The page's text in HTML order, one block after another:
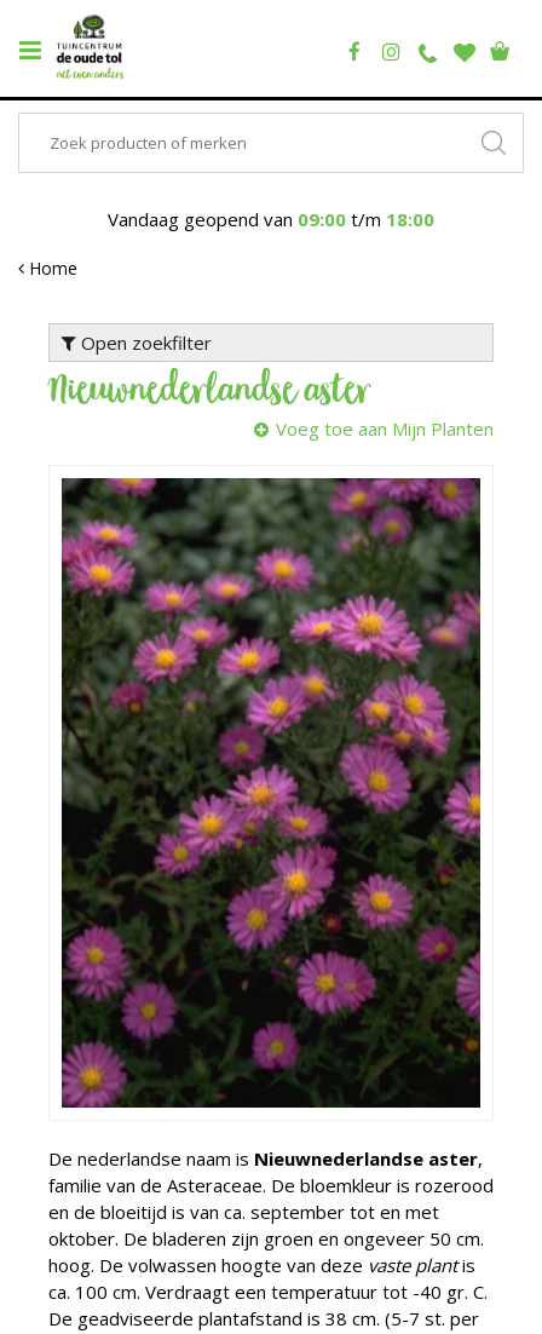
Vandaag geopend van 09:00 t/m 18:00
Home
Open zoekfilter
Nieuwnederlandse aster
Voeg toe aan Mijn Planten
De nederlandse naam is Nieuwnederlandse aster,
familie van de Asteraceae. De bloemkleur is rozerood
en de bloeitijd is van ca. september tot en met
oktober. De bladeren zijn groen en ongeveer 50 cm.
hoog. De volwassen hoogte van deze vaste plantis
ca. 100 cm. Verdraagt een temperatuur tot -40 gr. C.
De geadviseerde plantafstand is 38 cm. (5-7 st. per